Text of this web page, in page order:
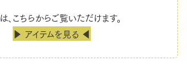
、こちらからご覧いただけます。
▶ アイテムを見る ◀